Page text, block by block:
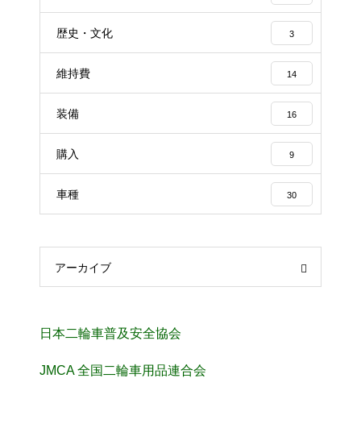
歴史・文化 3
維持費 14
装備 16
購入 9
車種 30
アーカイブ
日本二輪車普及安全協会
JMCA 全国二輪車用品連合会